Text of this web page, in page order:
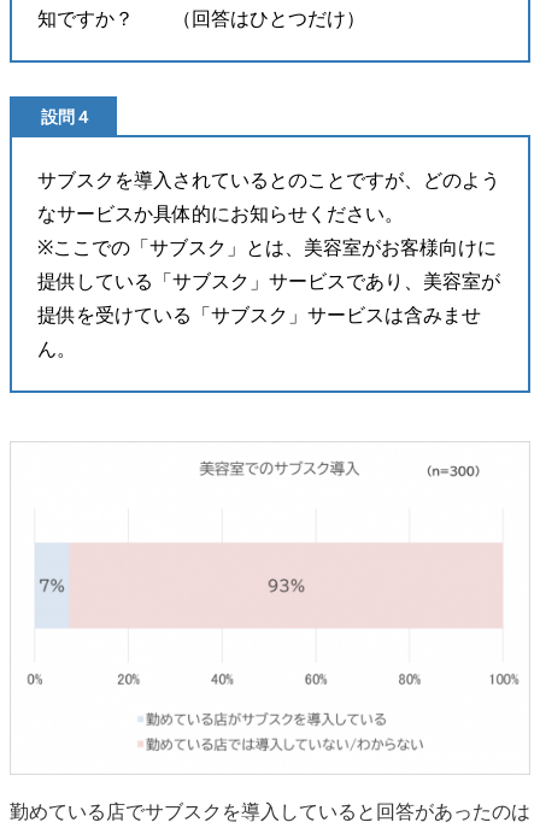
知ですか？ （回答はひとつだけ）
設問４
サブスクを導入されているとのことですが、どのよう
なサービスか具体的にお知らせください。
※ここでの「サブスク」とは、美容室がお客様向けに
提供している「サブスク」サービスであり、美容室が
提供を受けている「サブスク」サービスは含みませ
ん。
勤めている店でサブスクを導入していると回答があったのは